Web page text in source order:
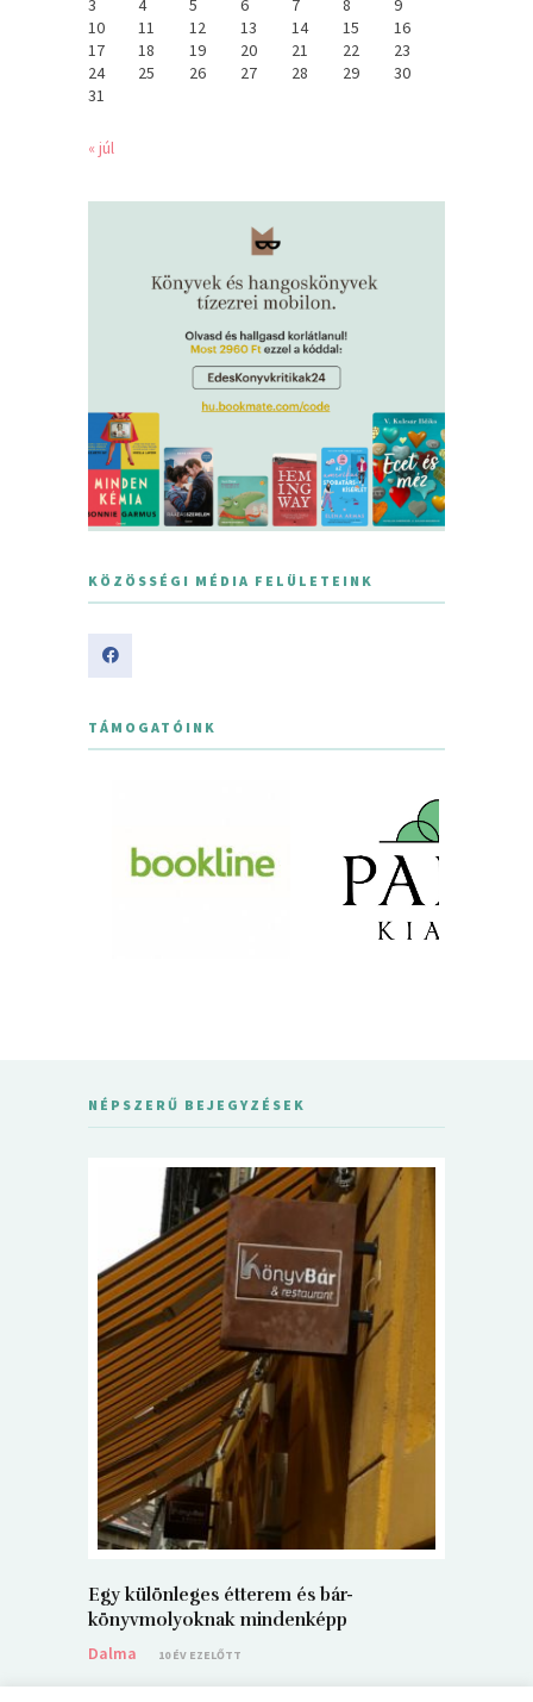
3
4 5 6 7 8
9
10
11 12 13 14 15
16
17
18 19 20 21 22
23
24
25 26 27 28 29
30
31
« júl
KÖZÖSSÉGI MÉDIA FELÜLETEINK
TÁMOGATÓINK
NÉPSZERŰ BEJEGYZÉSEK
Egy különleges étterem és bár-
könyvmolyoknak mindenképp
Dalma
10 ÉV EZELŐTT